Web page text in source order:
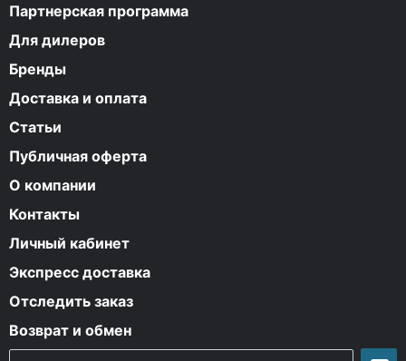
Партнерская программа
Для дилеров
Бренды
Доставка и оплата
Статьи
Публичная оферта
О компании
Контакты
Личный кабинет
Экспресс доставка
Отследить заказ
Возврат и обмен